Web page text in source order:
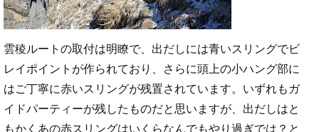
雲稜ルートの取付は明瞭で、出だしには青いスリングでビ
レイポイントが作られており、さらに頭上の小ハング部に
はご丁寧に赤いスリングが残置されています。いずれもガ
イドパーティーが残したものだと思いますが、出だしはと
もかくあの赤スリングはいくらなんでもやり過ぎでは？と